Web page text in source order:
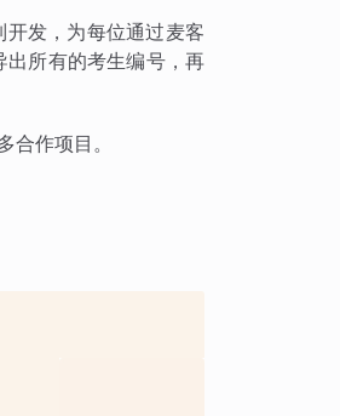
发，为每位通过麦客
所有的考生编号，再
作项目。